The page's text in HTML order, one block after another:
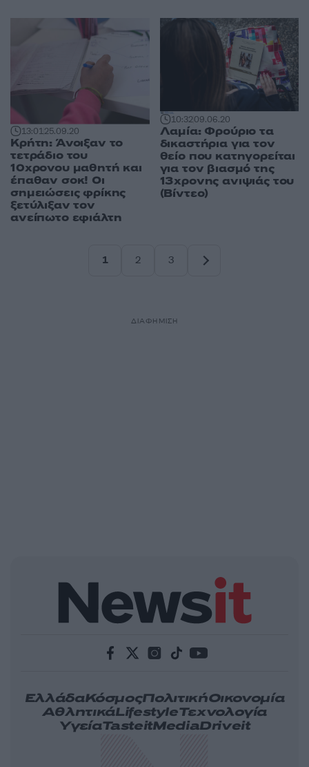
13:0125.09.20
Κρήτη: Άνοιξαν το
τετράδιο του
10χρονου μαθητή και
έπαθαν σοκ! Οι
σημειώσεις φρίκης
ξετύλιξαν τον
ανείπωτο εφιάλτη
10:3209.06.20
Λαμία: Φρούριο τα
δικαστήρια για τον
θείο που κατηγορείται
για τον βιασμό της
13χρονης ανιψιάς του
(Βίντεο)
1
2
3
ΔΙΑΦΗΜΙΣΗ
ΕλλάδαΚόσμοςΠολιτικήΟικονομία
ΑθλητικάLifestyleΤεχνολογία
ΥγείαTasteitMediaDriveit